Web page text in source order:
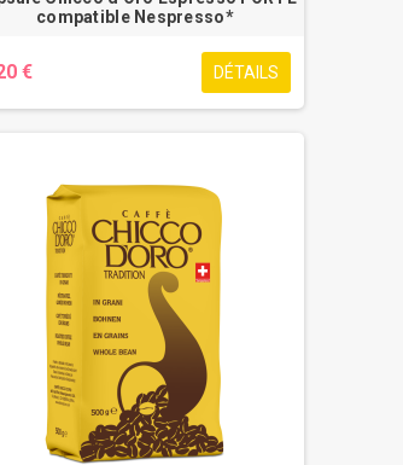
compatible Nespresso*
€ DÉTAILS